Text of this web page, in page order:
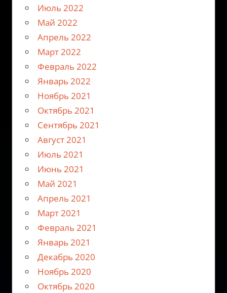
Июль 2022
Май 2022
Апрель 2022
Март 2022
Февраль 2022
Январь 2022
Ноябрь 2021
Октябрь 2021
Сентябрь 2021
Август 2021
Июль 2021
Июнь 2021
Май 2021
Апрель 2021
Март 2021
Февраль 2021
Январь 2021
Декабрь 2020
Ноябрь 2020
Октябрь 2020